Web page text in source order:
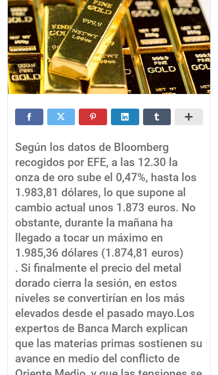
Según los datos de Bloomberg
recogidos por EFE, a las 12.30 la
onza de oro sube el 0,47%, hasta los
1.983,81 dólares, lo que supone al
cambio actual unos 1.873 euros. No
obstante, durante la mañana ha
llegado a tocar un máximo en
1.985,36 dólares (1.874,81 euros)
. Si finalmente el precio del metal
dorado cierra la sesión, en estos
niveles se convertirían en los más
elevados desde el pasado mayo.Los
expertos de Banca March explican
que las materias primas sostienen su
avance en medio del conflicto de